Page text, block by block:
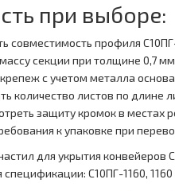
при выборе:
совместимость профиля
секции при толщине 0,7
с учетом металла
количество листов по длине
защиту кромок в местах
к упаковке при
для укрытия конвейеров
С10ПГ-1160,